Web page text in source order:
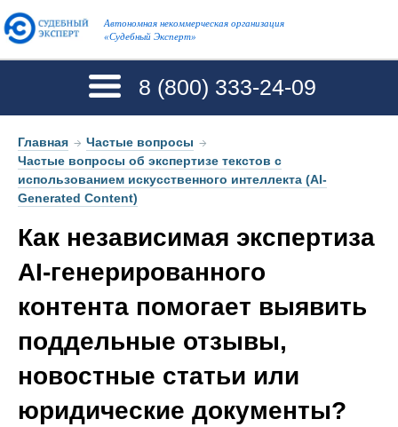
Автономная некоммерческая организация
«Судебный Эксперт»
8 (800) 333-24-09
Главная → Частые вопросы →
Частые вопросы об экспертизе текстов с
использованием искусственного интеллекта (AI-
Generated Content)
Как независимая экспертиза
AI-генерированного
контента помогает выявить
поддельные отзывы,
новостные статьи или
юридические документы?